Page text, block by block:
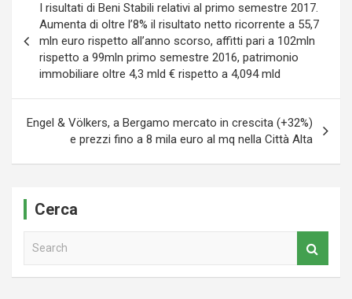
articoli
I risultati di Beni Stabili relativi al primo semestre 2017.
Aumenta di oltre l’8% il risultato netto ricorrente a 55,7
mln euro rispetto all’anno scorso, affitti pari a 102mln
rispetto a 99mln primo semestre 2016, patrimonio
immobiliare oltre 4,3 mld € rispetto a 4,094 mld
Engel & Völkers, a Bergamo mercato in crescita (+32%)
e prezzi fino a 8 mila euro al mq nella Città Alta
Cerca